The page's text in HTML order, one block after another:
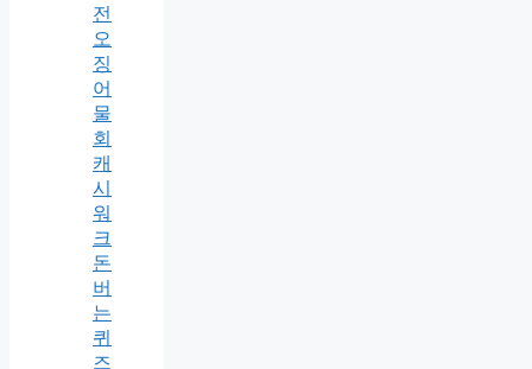
전
오
징
어
물
회
캐
시
워
크
돈
버
는
퀴
즈